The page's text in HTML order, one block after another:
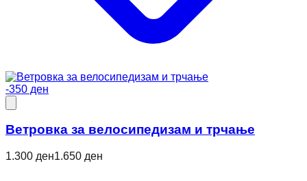
-350 ден
Ветровкa за велосипедизам и трчање
1.300 ден1.650 ден